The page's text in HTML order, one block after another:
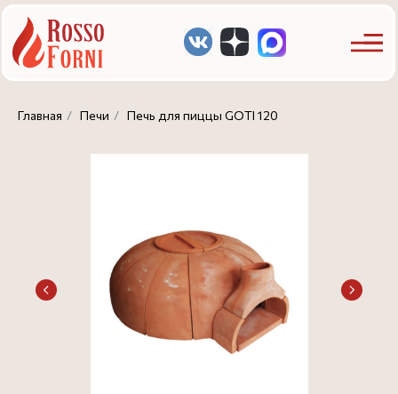
Главная / Печи / Печь для пиццы GOTI 120